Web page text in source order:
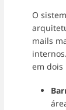
O
mails
em dois